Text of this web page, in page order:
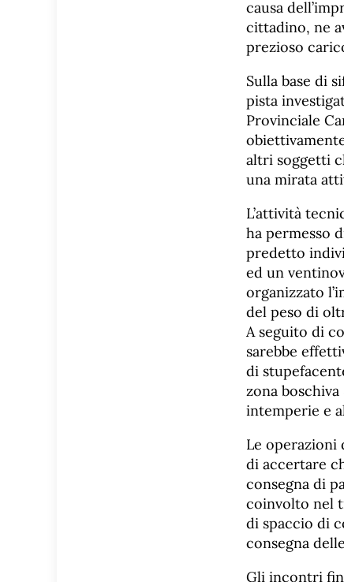
causa
cittadino, ne
prezioso
Sulla base di
pista
Provinciale
altri soggetti
una mirata
L’attività
ha permesso
predetto
ed un
organizzato
del peso di
A seguito di
sarebbe
di
zona
intemperie e
Le operazioni
di accertare
consegna di
coinvolto nel
di spaccio di
consegna
Gli incontri